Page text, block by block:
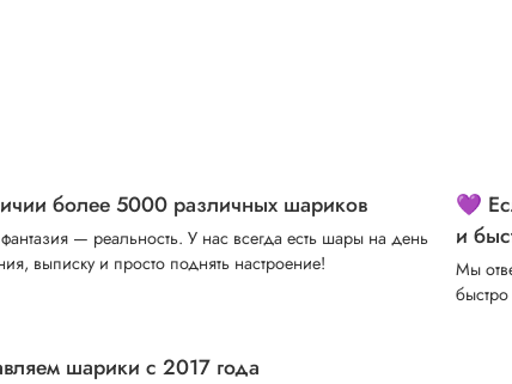
более 5000 различных шариков
— реальность. У нас всегда есть шары на день
выписку и просто поднять настроение!
💜
и
Мы
шарики с 2017 года